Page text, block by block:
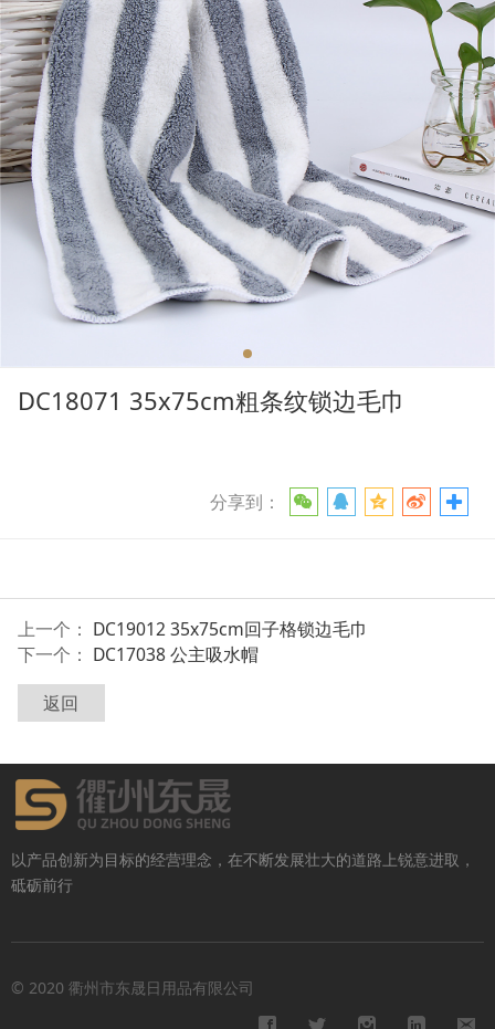
DC18071 35x75cm粗条纹锁边毛巾
分享到：
上一个： DC19012 35x75cm回子格锁边毛巾
下一个： DC17038 公主吸水帽
返回
以产品创新为目标的经营理念，在不断发展壮大的道路上锐意进取，
砥砺前行
© 2020 衢州市东晟日用品有限公司